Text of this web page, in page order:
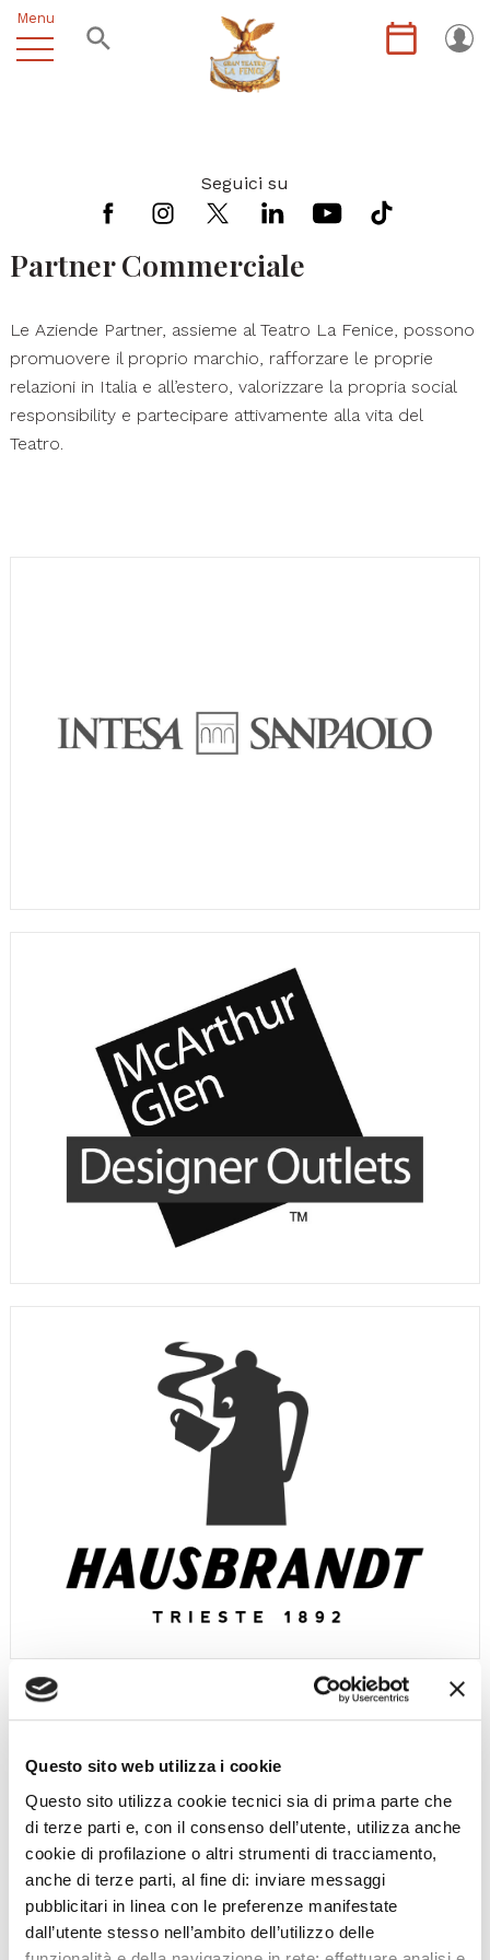
Questo sito web utilizza i cookie
Questo sito utilizza cookie tecnici sia di prima parte che
di terze parti e, con il consenso dell’utente, utilizza anche
cookie di profilazione o altri strumenti di tracciamento,
anche di terze parti, al fine di: inviare messaggi
pubblicitari in linea con le preferenze manifestate
dall’utente stesso nell’ambito dell’utilizzo delle
Menu
Seguici su
Partner Commerciale
Le Aziende Partner, assieme al Teatro La Fenice, possono
promuovere il proprio marchio, rafforzare le proprie
relazioni in Italia e all’estero, valorizzare la propria social
responsibility e partecipare attivamente alla vita del
Teatro.